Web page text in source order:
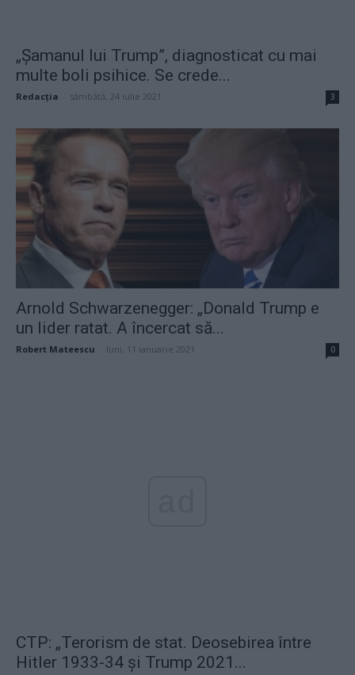
„Șamanul lui Trump”, diagnosticat cu mai
multe boli psihice. Se crede...
Redacţia sâmbătă, 24 iulie 2021 3
Arnold Schwarzenegger: „Donald Trump e
un lider ratat. A încercat să...
Robert Mateescu luni, 11 ianuarie 2021 0
CTP: „Terorism de stat. Deosebirea între
Hitler 1933-34 și Trump 2021...